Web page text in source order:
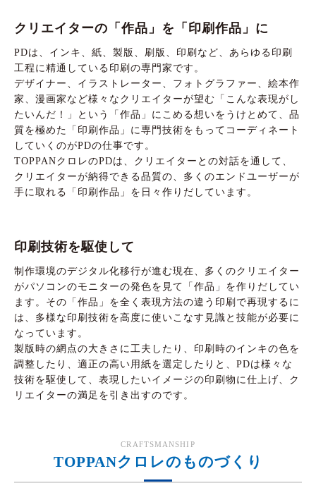
クリエイターの「作品」を「印刷作品」に
PDは、インキ、紙、製版、刷版、印刷など、あらゆる印刷
工程に精通している印刷の専門家です。
デザイナー、イラストレーター、フォトグラファー、絵本作
家、漫画家など様々なクリエイターが望む「こんな表現がし
たいんだ！」という「作品」にこめる想いをうけとめて、品
質を極めた「印刷作品」に専門技術をもってコーディネート
していくのがPDの仕事です。
TOPPANクロレのPDは、クリエイターとの対話を通して、
クリエイターが納得できる品質の、多くのエンドユーザーが
手に取れる「印刷作品」を日々作りだしています。
印刷技術を駆使して
制作環境のデジタル化移行が進む現在、多くのクリエイター
がパソコンのモニターの発色を見て「作品」を作りだしてい
ます。その「作品」を全く表現方法の違う印刷で再現するに
は、多様な印刷技術を高度に使いこなす見識と技能が必要に
なっています。
製版時の網点の大きさに工夫したり、印刷時のインキの色を
調整したり、適正の高い用紙を選定したりと、PDは様々な
技術を駆使して、表現したいイメージの印刷物に仕上げ、ク
リエイターの満足を引き出すのです。
CRAFTSMANSHIP
TOPPANクロレのものづくり